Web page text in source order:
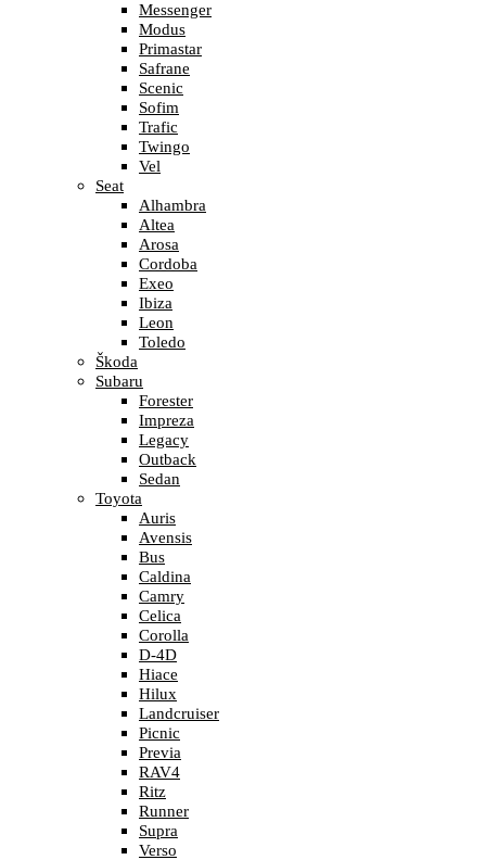
Messenger
Modus
Primastar
Safrane
Scenic
Sofim
Trafic
Twingo
Vel
Seat
Alhambra
Altea
Arosa
Cordoba
Exeo
Ibiza
Leon
Toledo
Škoda
Subaru
Forester
Impreza
Legacy
Outback
Sedan
Toyota
Auris
Avensis
Bus
Caldina
Camry
Celica
Corolla
D-4D
Hiace
Hilux
Landcruiser
Picnic
Previa
RAV4
Ritz
Runner
Supra
Verso